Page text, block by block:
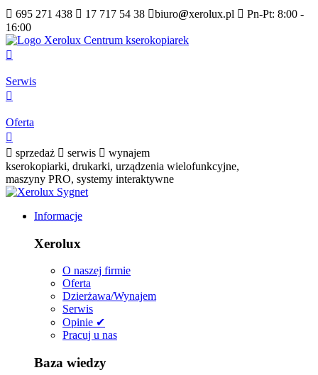
 695 271 438  17 717 54 38 biuro@xerolux.pl  Pn-Pt: 8:00 -
16:00

Serwis

Oferta

 sprzedaż  serwis  wynajem
kserokopiarki, drukarki, urządzenia wielofunkcyjne,
maszyny PRO, systemy interaktywne
Informacje
Xerolux
O naszej firmie
Oferta
Dzierżawa/Wynajem
Serwis
Opinie ✔
Pracuj u nas
Baza wiedzy